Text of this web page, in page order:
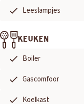
Leeslampjes
KEUKEN
Boiler
Gascomfoor
Koelkast